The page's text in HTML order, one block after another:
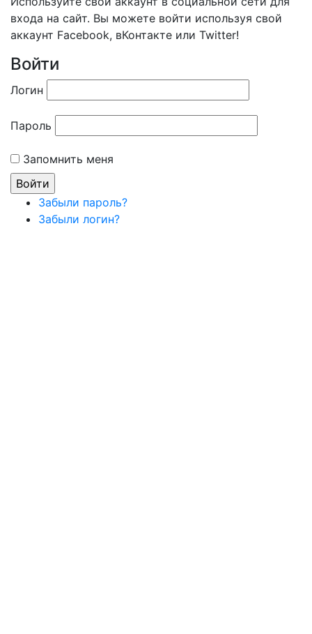
входа на сайт. Вы можете войти используя свой
аккаунт Facebook, вКонтакте или Twitter!
Войти
Логин
Пароль
Запомнить меня
Забыли пароль?
Забыли логин?